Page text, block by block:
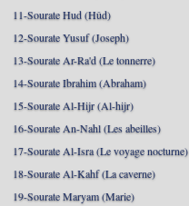
11-Sourate Hud (Hûd)
12-Sourate Yusuf (Joseph)
13-Sourate Ar-Ra'd (Le tonnerre)
14-Sourate Ibrahim (Abraham)
15-Sourate Al-Hijr (Al-hijr)
16-Sourate An-Nahl (Les abeilles)
17-Sourate Al-Isra (Le voyage nocturne)
18-Sourate Al-Kahf (La caverne)
19-Sourate Maryam (Marie)